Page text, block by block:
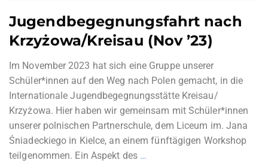
Jugendbegegnungsfahrt nach
Krzyżowa/Kreisau (Nov ’23)
Im November 2023 hat sich eine Gruppe unserer
Schüler*innen auf den Weg nach Polen gemacht, in die
Internationale Jugendbegegnungsstätte Kreisau/
Krzyżowa. Hier haben wir gemeinsam mit Schüler*innen
unserer polnischen Partnerschule, dem Liceum im. Jana
Śniadeckiego in Kielce, an einem fünftägigen Workshop
teilgenommen. Ein Aspekt des …